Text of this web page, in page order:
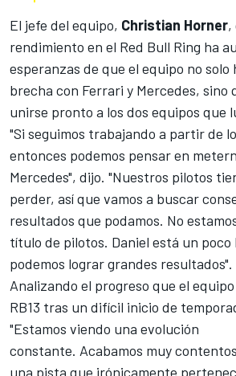
El jefe del equipo, Christian Horner,
rendimiento en el Red Bull Ring ha
esperanzas de que el equipo no solo
brecha con Ferrari y Mercedes, sino
unirse pronto a los dos equipos que
"Si seguimos trabajando a partir de
entonces podemos pensar en
Mercedes", dijo. "Nuestros pilotos
perder, así que vamos a buscar
resultados que podamos. No
título de pilotos. Daniel está un
podemos lograr grandes resultados".
Analizando el progreso que el
RB13 tras un difícil inicio de
"Estamos viendo una evolución
constante. Acabamos muy
una pista que irónicamente